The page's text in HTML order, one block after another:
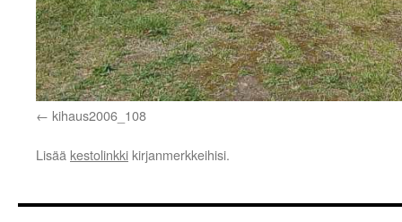
kihaus2006_108
Lisää kestolinkki kirjanmerkkeihisi.